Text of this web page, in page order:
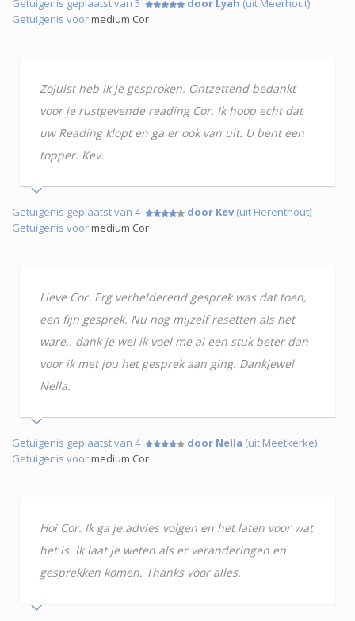
Getuigenis geplaatst van 5 door Lyah (uit Meerhout)
Getuigenis voormedium Cor
Zojuist heb ik je gesproken. Ontzettend bedankt
voor je rustgevende reading Cor. Ik hoop echt dat
uw Reading klopt en ga er ook van uit. U bent een
topper. Kev.
Getuigenis geplaatst van 4 door Kev(uit Herenthout)
Getuigenis voormedium Cor
Lieve Cor. Erg verhelderend gesprek was dat toen,
een fijn gesprek. Nu nog mijzelf resetten als het
ware,. dank je wel ik voel me al een stuk beter dan
voor ik met jou het gesprek aan ging. Dankjewel
Nella.
Getuigenis geplaatst van 4 door Nella (uit Meetkerke)
Getuigenis voormedium Cor
Hoi Cor. Ik ga je advies volgen en het laten voor wat
het is. Ik laat je weten als er veranderingen en
gesprekken komen. Thanks voor alles.